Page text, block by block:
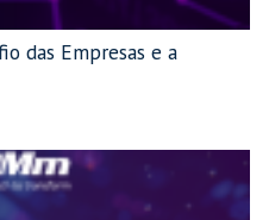
das Empresas e a